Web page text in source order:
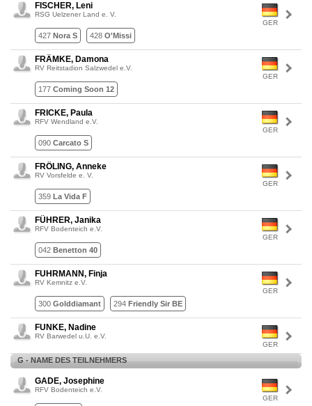
GER
FISCHER, Leni
RSG Uelzener Land e. V.
427 Nora S 428 O'Missi
GER
FRÄMKE, Damona
RV Reitstadion Salzwedel e.V.
177 Coming Soon 12
GER
FRICKE, Paula
RFV Wendland e.V.
090 Carcato S
GER
FRÖLING, Anneke
RV Vorsfelde e. V.
359 La Vida F
GER
FÜHRER, Janika
RFV Bodenteich e.V.
042 Benetton 40
GER
FUHRMANN, Finja
RV Kemnitz e.V.
300 Golddiamant 294 Friendly Sir BE
GER
FUNKE, Nadine
RV Barwedel u.U. e.V.
G - NAME DES TEILNEHMERS
GER
GADE, Josephine
RFV Bodenteich e.V.